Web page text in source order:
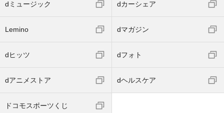
dミュージック dカーシェア
Lemino dマガジン
dヒッツ dフォト
dアニメストア dヘルスケア
ドコモスポーツくじ